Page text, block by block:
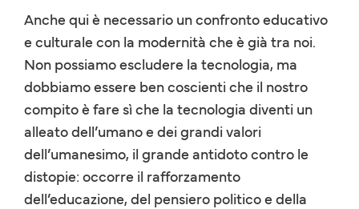
Anche qui è necessario un confronto educativo
e culturale con la modernità che è già tra noi.
Non possiamo escludere la tecnologia, ma
dobbiamo essere ben coscienti che il nostro
compito è fare sì che la tecnologia diventi un
alleato dell’umano e dei grandi valori
dell’umanesimo, il grande antidoto contro le
distopie: occorre il rafforzamento
dell’educazione, del pensiero politico e della